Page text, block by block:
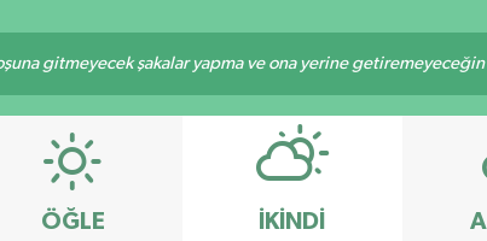
gitmeyecek şakalar yapma ve ona yerine
ÖĞLE İKINDI